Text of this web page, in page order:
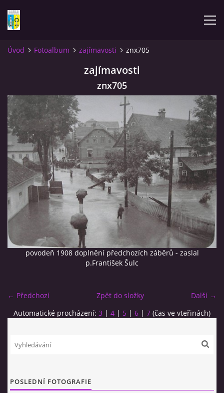
FOTOALBUM
KOMENTÁŘE
KONTAKT
KNIHA MIKULÁŠOVICE - NIXDORF
Úvod Fotoalbum zajímavosti znx705
zajímavosti
znx705
povodeň 1908 doplnění předchozích záběrů - zaslal
p.František Šulc
← Předchozí Další →
Zpět do složky
Automatické procházení: 3 | 4 | 5 | 6 | 7 (čas ve vteřinách)
POSLEDNÍ FOTOGRAFIE